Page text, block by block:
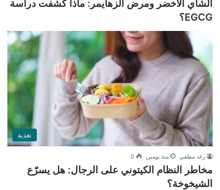
الشاي الأخضر ومرض ألزهايمر: ماذا كشفت دراسة
EGCG؟
تغذية
رغد مطفي منذ يومين 0
مخاطر النظام الكيتوني على الرجال: هل يسرّع
الشيخوخة؟